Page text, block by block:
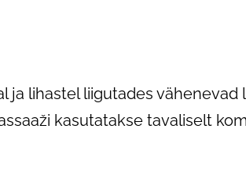
ja lihastel liigutades
kasutatakse tavaliselt